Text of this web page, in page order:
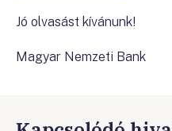
Jó olvasást kívánunk!
Magyar Nemzeti Bank